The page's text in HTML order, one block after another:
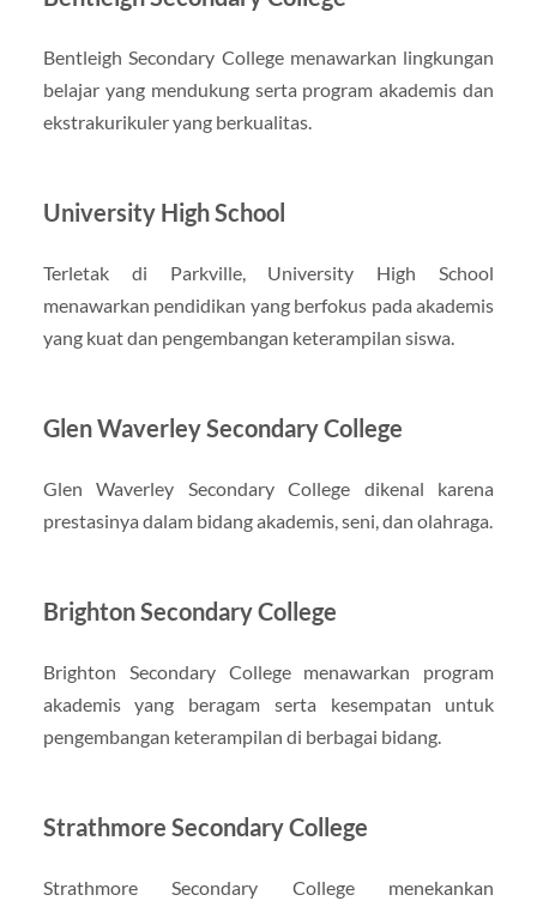
Bentleigh Secondary College menawarkan lingkungan
belajar yang mendukung serta program akademis dan
ekstrakurikuler yang berkualitas.
University High School
Terletak di Parkville, University High School
menawarkan pendidikan yang berfokus pada akademis
yang kuat dan pengembangan keterampilan siswa.
Glen Waverley Secondary College
Glen Waverley Secondary College dikenal karena
prestasinya dalam bidang akademis, seni, dan olahraga.
Brighton Secondary College
Brighton Secondary College menawarkan program
akademis yang beragam serta kesempatan untuk
pengembangan keterampilan di berbagai bidang.
Strathmore Secondary College
Strathmore Secondary College menekankan